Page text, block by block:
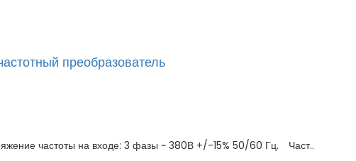
преобразователь
частоты на входе: 3 фазы ~ 380В +/-15% 50/60 Гц. Част..